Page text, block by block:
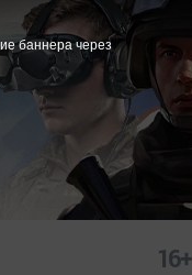
16+
баннера через